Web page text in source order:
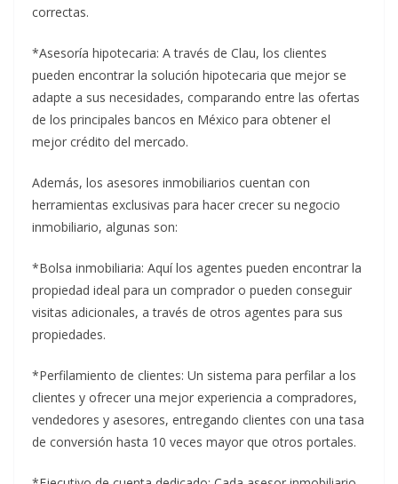
correctas.
*Asesoría hipotecaria: A través de Clau, los clientes
pueden encontrar la solución hipotecaria que mejor se
adapte a sus necesidades, comparando entre las ofertas
de los principales bancos en México para obtener el
mejor crédito del mercado.
Además, los asesores inmobiliarios cuentan con
herramientas exclusivas para hacer crecer su negocio
inmobiliario, algunas son:
*Bolsa inmobiliaria: Aquí los agentes pueden encontrar la
propiedad ideal para un comprador o pueden conseguir
visitas adicionales, a través de otros agentes para sus
propiedades.
*Perfilamiento de clientes: Un sistema para perfilar a los
clientes y ofrecer una mejor experiencia a compradores,
vendedores y asesores, entregando clientes con una tasa
de conversión hasta 10 veces mayor que otros portales.